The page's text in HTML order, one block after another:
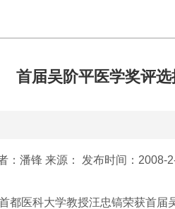
首届吴阶平医学奖评
：潘锋 来源： 发布时间：2008-
都医科大学教授汪忠镐荣获首